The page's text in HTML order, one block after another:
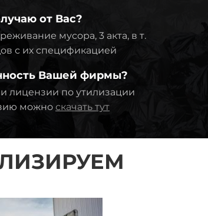
от Вас?
мусора, 3 акта, в т.
с их спецификацией
Вашей фирмы?
лицензии по утилизации
можно скачать тут